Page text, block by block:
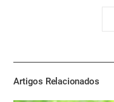
Artigos Relacionados